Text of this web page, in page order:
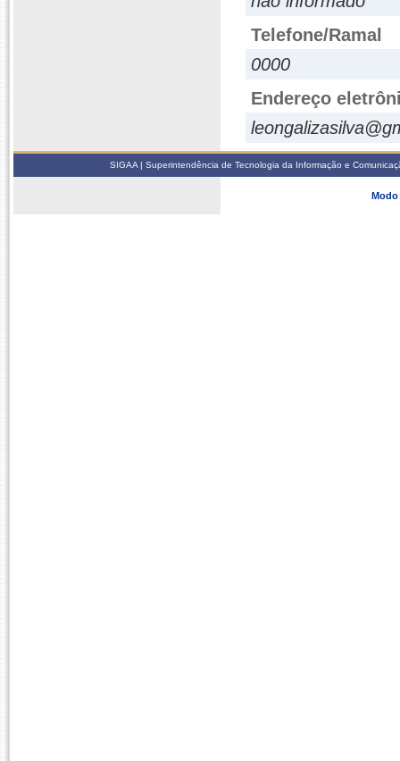
Telefone/Ramal
0000
Endereço
SIGAA | Superintendência de Tecnologia da Informação e
Modo